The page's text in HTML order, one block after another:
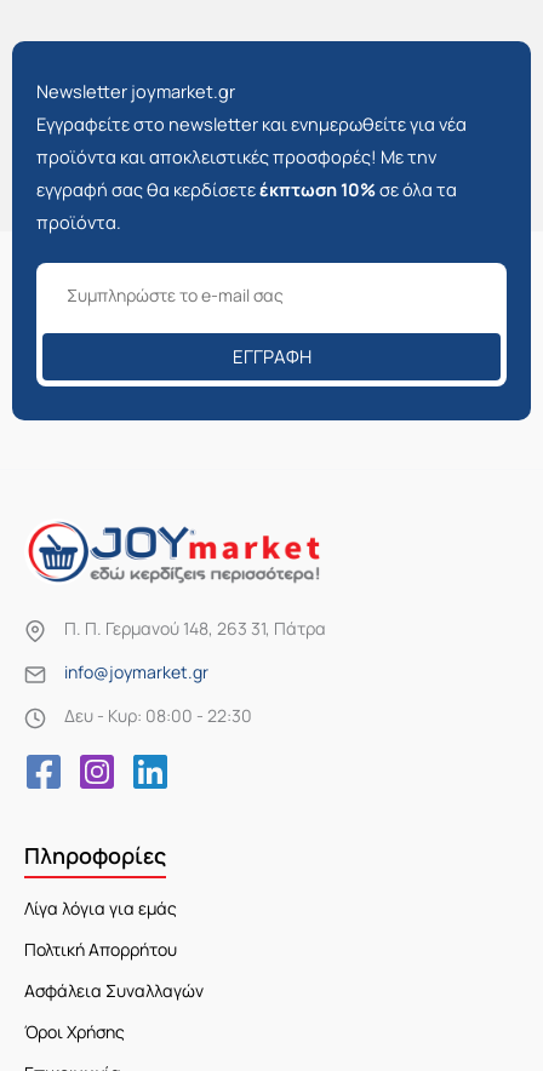
Newsletter joymarket.gr
Εγγραφείτε στο newsletter και ενημερωθείτε για νέα
προϊόντα και αποκλειστικές προσφορές! Με την
εγγραφή σας θα κερδίσετεέκπτωση 10%σε όλα τα
προϊόντα.
ΕΓΓΡΑΦΉ
Π. Π. Γερμανού 148, 263 31, Πάτρα
info@joymarket.gr
Δευ - Κυρ: 08:00 - 22:30
Πληροφορίες
Λίγα λόγια για εμάς
Πολτική Απορρήτου
Ασφάλεια Συναλλαγών
Όροι Χρήσης